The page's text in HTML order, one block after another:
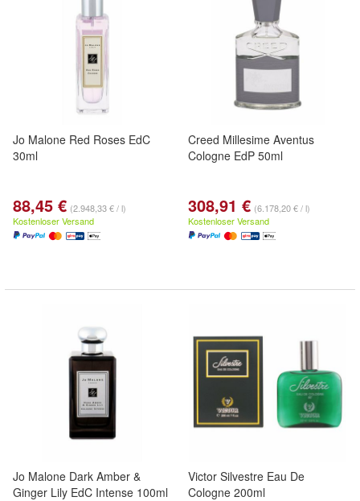
Jo Malone Red Roses EdC
30ml
88,45 € (2.948,33 € / l)
Kostenloser Versand
Creed Millesime Aventus
Cologne EdP 50ml
308,91 € (6.178,20 € / l)
Kostenloser Versand
Jo Malone Dark Amber &
Ginger Lily EdC Intense 100ml
Victor Silvestre Eau De
Cologne 200ml